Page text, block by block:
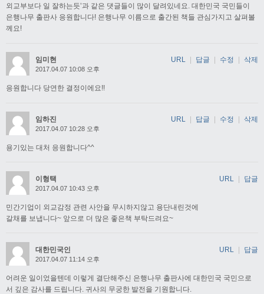
외교부보다 일 잘하는듯’과 같은 댓글들이 많이 달려있네요. 대한민국 국민들이
은행나무 출판사 응원합니다! 은행나무 이름으로 출간된 책들 관심가지고 살펴볼
께요!
임미현
2017.04.07 10:08 오후
응원합니다 당연한 결정이에요!!
URL 답글 수정 삭제
임하진
2017.04.07 10:28 오후
용기있는 대처 응원합니다^^
URL 답글 수정 삭제
이형택
2017.04.07 10:43 오후
민간기업이 외교감정 관련 사안을 무시하지않고 용단내린것에
갈채를 보냅니다~ 앞으로 더 많은 좋은책 부탁드려요~
URL | 답글
대한민국인
2017.04.07 11:14 오후
어려운 일이었을텐데 이렇게 결단해주신 은행나무 출판사에 대한민국 국민으로
서 깊은 감사를 드립니다. 귀사의 무궁한 발전을 기원합니다.
URL | 답글